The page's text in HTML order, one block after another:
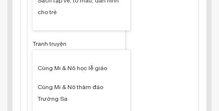
cho trẻ
Tranh truyện
Cùng Mi & Nô học lễ giáo
Cùng Mi & Nô thăm đảo
Trường Sa